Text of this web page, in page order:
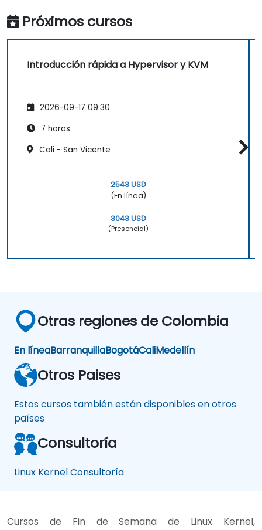
Próximos cursos
Introducción rápida a Hypervisor y KVM
2026-09-17 09:30
7 horas
Cali - San Vicente
2543 USD
(En línea)
3043 USD
(Presencial)
Otras regiones de Colombia
En líneaBarranquillaBogotáCaliMedellín
Otros Paises
Estos cursos también están disponibles en otros
países
Consultoría
Linux Kernel Consultoría
Cursos de Fin de Semana de Linux Kernel,